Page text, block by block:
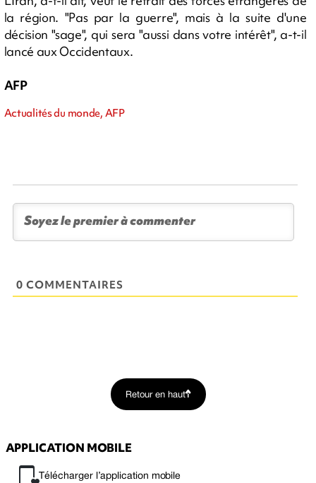
la région. "Pas par la guerre", mais à la suite d'une
décision "sage", qui sera "aussi dans votre intérêt", a-t-il
lancé aux Occidentaux.
AFP
Actualités du monde, AFP
0 COMMENTAIRES
Retour en haut
APPLICATION MOBILE
Télécharger l’application mobile